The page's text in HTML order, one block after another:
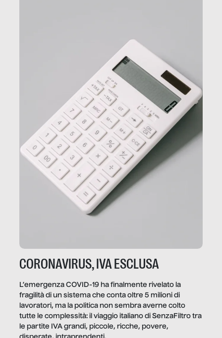
CORONAVIRUS, IVA ESCLUSA
L’emergenza COVID-19 ha finalmente rivelato la
fragilità di un sistema che conta oltre 5 milioni di
lavoratori, ma la politica non sembra averne colto
tutte le complessità: il viaggio italiano di SenzaFiltro tra
le partite IVA grandi, piccole, ricche, povere,